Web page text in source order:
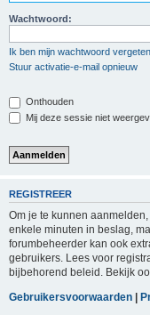
Wachtwoord:
Ik ben mijn wachtwoord vergeten
Stuur activatie-e-mail opnieuw
Onthouden
Mij deze sessie niet
REGISTREER
Om je te kunnen
enkele minuten in beslag,
forumbeheerder kan ook
gebruikers. Lees voor
bijbehorend beleid. Bekijk
Gebruikersvoorwaarden |